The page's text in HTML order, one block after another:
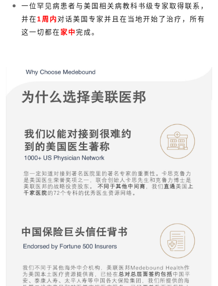
一位罕见病患者与美国相关病教科书级专家取得联系，
并在1周内对话美国专家并且在当地开始了治疗，所有
这一切都在家中完成。